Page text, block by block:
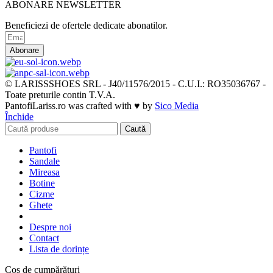
ABONARE NEWSLETTER
Beneficiezi de ofertele dedicate abonatilor.
Abonare
© LARISSSHOES SRL - J40/11576/2015 - C.U.I.: RO35036767 -
Toate preturile contin T.V.A.
PantofiLariss.ro was crafted with ♥ by Sico Media
Închide
Caută
Pantofi
Sandale
Mireasa
Botine
Cizme
Ghete
Despre noi
Contact
Lista de dorințe
Coș de cumpărături